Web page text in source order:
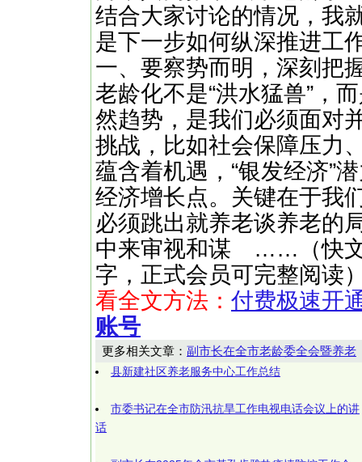
结合大家讨论的情况，我
是下一步如何纵深推进工
一、要察势而明，深刻把
老龄化不是“洪水猛兽”，
然趋势，是我们必须面对
挑战，比如社会保障压力
蕴含着机遇，“银发经济”
经济增长点。关键在于我
必须跳出就养老谈养老的
中来审视和谋 ……（快文
字，正式会员可完整阅
看全文方法： 付费极速开
账号
更多相关文章： 副市长在全市老龄委全会暨养老
县新建社区养老服务中心工作总结
市委书记在全市防汛抗旱工作电视电话会议上的讲
话